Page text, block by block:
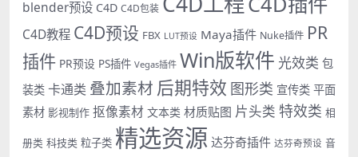
blender预设 C4D C4D包装
C4D教程 C4D预设 FBX LUT预设 Maya插件 Nuke插件 PR
插件 PR预设 PS插件 Vegas插件 Win版软件 光效类 包
装类 卡通类 叠加素材 后期特效 图形类 宣传类 平面
素材 影视制作 抠像素材 文本类 材质贴图 片头类 特效类 相
册类 科技类 粒子类 精选资源 达芬奇插件 达芬奇预设 音